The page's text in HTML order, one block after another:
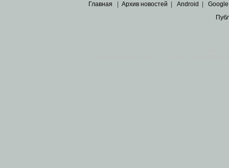
Главная Архив новостей Android Google